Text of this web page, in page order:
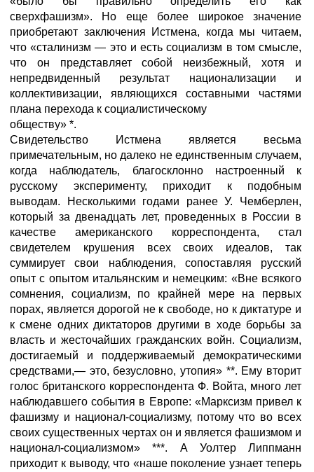
сверхфашизм». Но еще более широкое значение
приобретают заключения Истмена, когда мы читаем,
что «сталинизм — это и есть социализм в том смысле,
что он представляет собой неизбежный, хотя и
непредвиденный результат национализации и
коллективизации, являющихся составными частями
плана перехода к социалистическому
обществу» *.
Свидетельство Истмена является весьма
примечательным, но далеко не единственным случаем,
когда наблюдатель, благосклонно настроенный к
русскому эксперименту, приходит к подобным
выводам. Несколькими годами ранее У. Чемберлен,
который за двенадцать лет, проведенных в России в
качестве американского корреспондента, стал
свидетелем крушения всех своих идеалов, так
суммирует свои наблюдения, сопоставляя русский
опыт с опытом итальянским и немецким: «Вне всякого
сомнения, социализм, по крайней мере на первых
порах, является дорогой не к свободе, но к диктатуре и
к смене одних диктаторов другими в ходе борьбы за
власть и жесточайших гражданских войн. Социализм,
достигаемый и поддерживаемый демократическими
средствами,— это, безусловно, утопия» **. Ему вторит
голос британского корреспондента Ф. Войта, много лет
наблюдавшего события в Европе: «Марксизм привел к
фашизму и национал-социализму, потому что во всех
своих существенных чертах он и является фашизмом и
национал-социализмом» ***. А Уолтер Липпманн
приходит к выводу, что «наше поколение узнает теперь